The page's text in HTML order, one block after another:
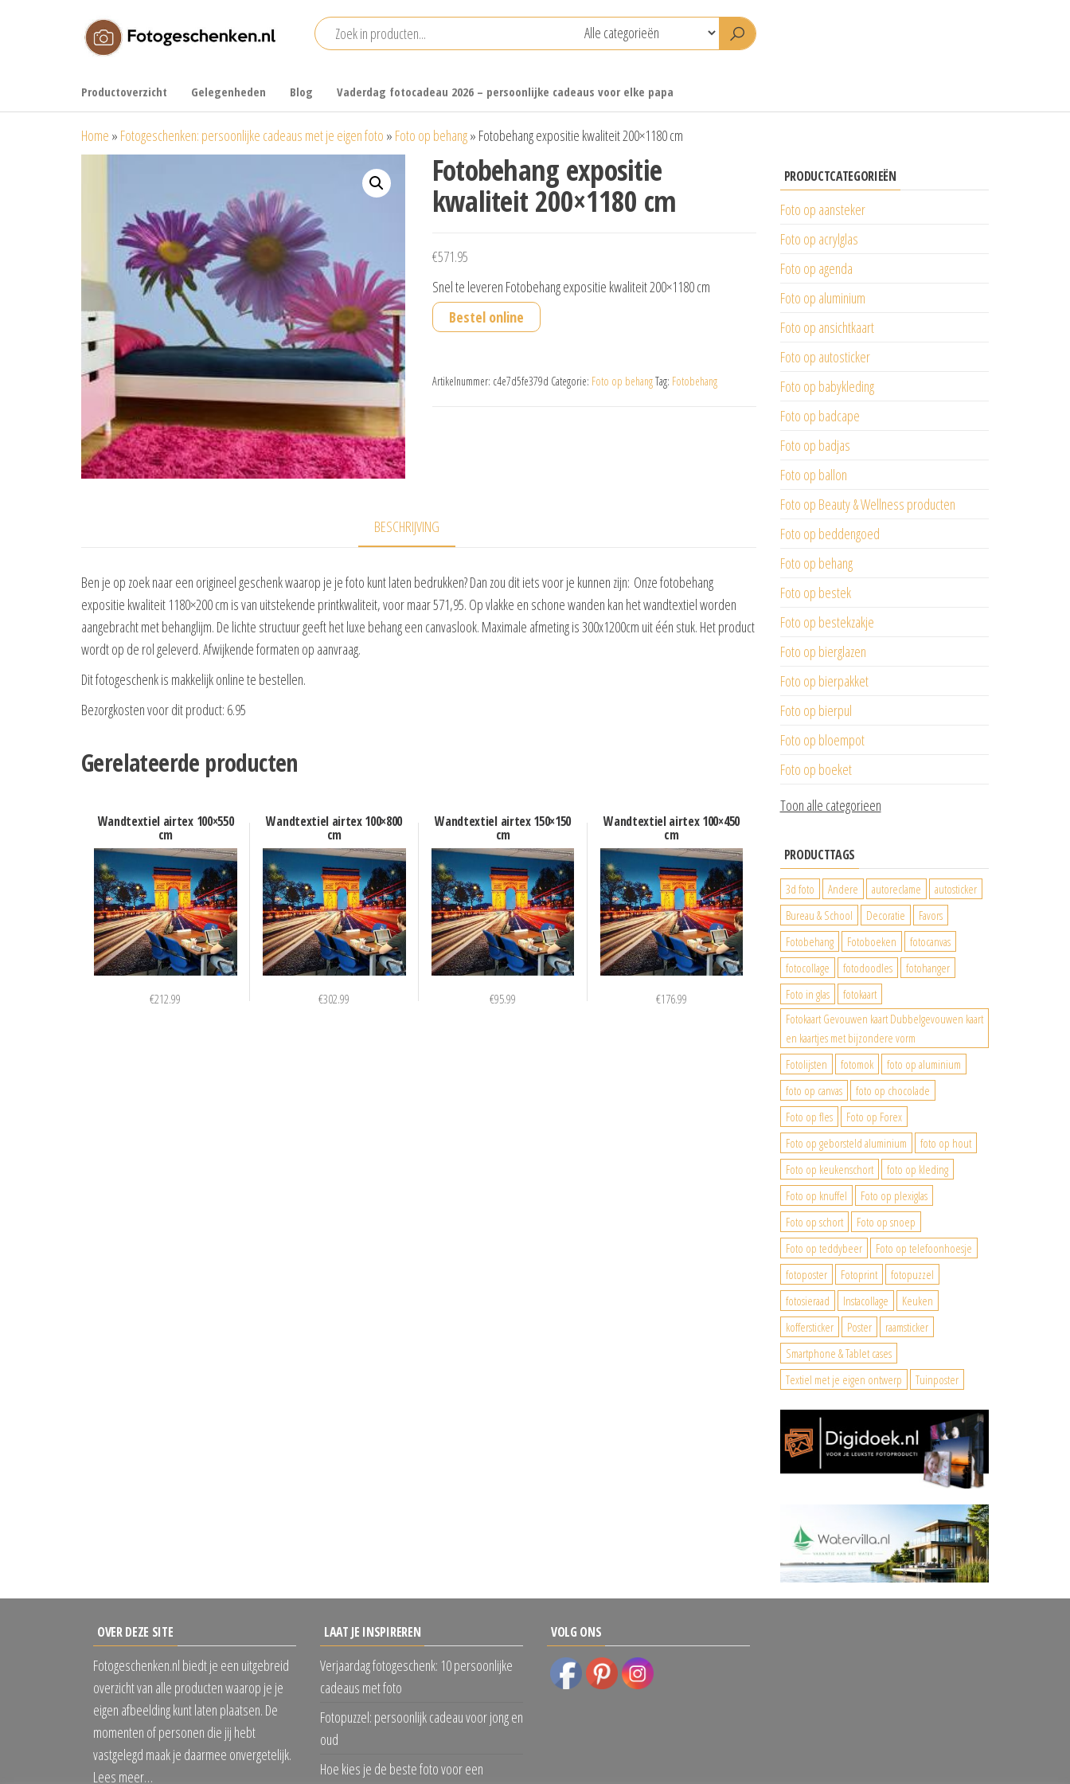
fotoproducten
Productoverzicht Gelegenheden Blog Vaderdag fotocadeau 2026 – persoonlijke cadeaus voor elke papa
Home » Fotogeschenken: persoonlijke cadeaus met je eigen foto » Foto op behang» Fotobehang expositie kwaliteit 200×1180 cm
Fotobehang expositie
kwaliteit 200×1180 cm
€571.95
Snel te leveren Fotobehang expositie kwaliteit 200×1180 cm
Bestel online
Artikelnummer: c4e7d5fe379d Categorie: Foto op behangTag: Fotobehang
BESCHRIJVING
Ben je op zoek naar een origineel geschenk waarop je je foto kunt laten bedrukken? Dan zou dit iets voor je kunnen zijn: Onze fotobehang
expositie kwaliteit 1180×200 cm is van uitstekende printkwaliteit, voor maar 571,95. Op vlakke en schone wanden kan het wandtextiel worden
aangebracht met behanglijm. De lichte structuur geeft het luxe behang een canvaslook. Maximale afmeting is 300x1200cm uit één stuk. Het product
wordt op de rol geleverd. Afwijkende formaten op aanvraag.
Dit fotogeschenk is makkelijk online te bestellen.
Bezorgkosten voor dit product: 6.95
Gerelateerde producten
Wandtextiel airtex 100×550
cm
€212.99
Wandtextiel airtex 100×800
cm
€302.99
Wandtextiel airtex 150×150
cm
€95.99
Wandtextiel airtex 100×450
cm
€176.99
PRODUCTCATEGORIEËN
Foto op aansteker
Foto op acrylglas
Foto op agenda
Foto op aluminium
Foto op ansichtkaart
Foto op autosticker
Foto op babykleding
Foto op badcape
Foto op badjas
Foto op ballon
Foto op Beauty & Wellness producten
Foto op beddengoed
Foto op behang
Foto op bestek
Foto op bestekzakje
Foto op bierglazen
Foto op bierpakket
Foto op bierpul
Foto op bloempot
Foto op boeket
Toon alle categorieen
PRODUCTTAGS
3d foto Andere autoreclame
autosticker
Bureau & School
Decoratie
Favors
Fotobehang
Fotoboeken
fotocanvas
fotocollage
fotodoodles
fotohanger
Foto in glas
fotokaart
Fotokaart Gevouwen kaart Dubbelgevouwen kaart
en kaartjes met bijzondere vorm
Fotolijsten
fotomok
foto op aluminium
foto op canvas
foto op chocolade
Foto op fles
Foto op Forex
Foto op geborsteld aluminium
foto op hout
Foto op keukenschort
foto op kleding
Foto op knuffel
Foto op plexiglas
Foto op schort
Foto op snoep
Foto op teddybeer
Foto op telefoonhoesje
fotoposter
Fotoprint
fotopuzzel
fotosieraad
Instacollage
Keuken
koffersticker
Poster
raamsticker
Smartphone & Tablet cases
Textiel met je eigen ontwerp
Tuinposter
OVER DEZE SITE
Fotogeschenken.nl biedt je een uitgebreid
overzicht van alle producten waarop je je
eigen afbeelding kunt laten plaatsen. De
momenten of personen die jij hebt
vastgelegd maak je daarmee onvergetelijk.
Lees meer…
LAAT JE INSPIREREN
Verjaardag fotogeschenk: 10 persoonlijke
cadeaus met foto
Fotopuzzel: persoonlijk cadeau voor jong en
oud
Hoe kies je de beste foto voor een
VOLG ONS